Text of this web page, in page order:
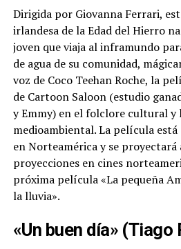
Dirigida por Giovanna Ferrari,
irlandesa de la Edad del Hierro
joven que viaja al inframundo
de agua de su comunidad,
voz de Coco Teehan Roche, la
de Cartoon Saloon (estudio
y Emmy) en el folclore cultural y
medioambiental. La película
en Norteamérica y se proyectará
proyecciones en cines
próxima película «La pequeña
la lluvia».
«Un buen día»